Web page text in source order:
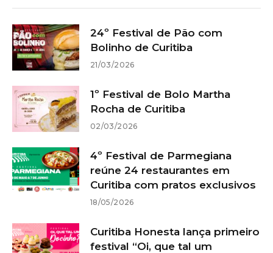
24º Festival de Pão com
Bolinho de Curitiba
21/03/2026
1º Festival de Bolo Martha
Rocha de Curitiba
02/03/2026
4º Festival de Parmegiana
reúne 24 restaurantes em
Curitiba com pratos exclusivos
18/05/2026
Curitiba Honesta lança primeiro
festival “Oi, que tal um